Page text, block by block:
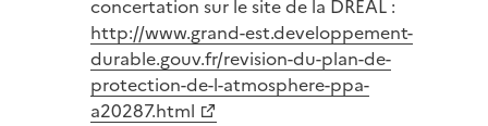
concertation sur le site de la DREAL :
http://www.grand-est.developpement-
durable.gouv.fr/revision-du-plan-de-
protection-de-l-atmosphere-ppa-
a20287.html